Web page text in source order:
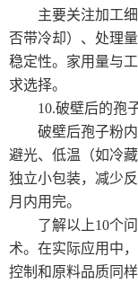
主要关注加工细
否带冷却）、处理
稳定性。家用量与
求选择。
10.破壁后的孢子
破壁后孢子粉内
避光、低温（如冷
独立小包装，减少
月内用完。
了解以上10个问
术。在实际应用中，
控制和原料品质同